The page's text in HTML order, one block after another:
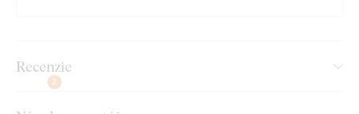
Montáž, ktorú zvládne každý:
Recenzie
2